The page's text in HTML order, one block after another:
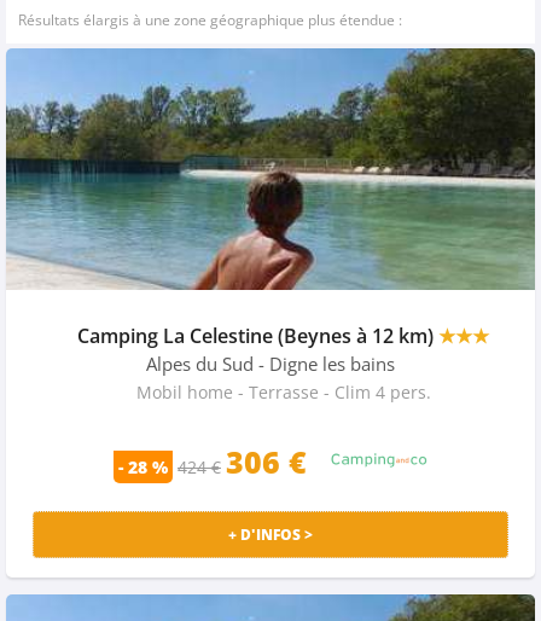
Résultats élargis à une zone géographique plus étendue :
Camping La Celestine (Beynes à 12 km)★★★
Alpes du Sud - Digne les bains
Mobil home - Terrasse - Clim 4 pers.
- 28 % 424 € 306 €
+ D'INFOS >